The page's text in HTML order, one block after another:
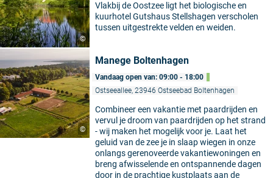
©
Vlakbij de Oostzee ligt het biologische en
kuurhotel Gutshaus Stellshagen verscholen
tussen uitgestrekte velden en weiden.
©
Manege Boltenhagen
Vandaag open van: 09:00 - 18:00
Ostseeallee, 23946 Ostseebad Boltenhagen
Combineer een vakantie met paardrijden en
vervul je droom van paardrijden op het strand
- wij maken het mogelijk voor je. Laat het
geluid van de zee je in slaap wiegen in onze
onlangs gerenoveerde vakantiewoningen en
breng afwisselende en ontspannende dagen
door in de prachtige kustplaats aan de